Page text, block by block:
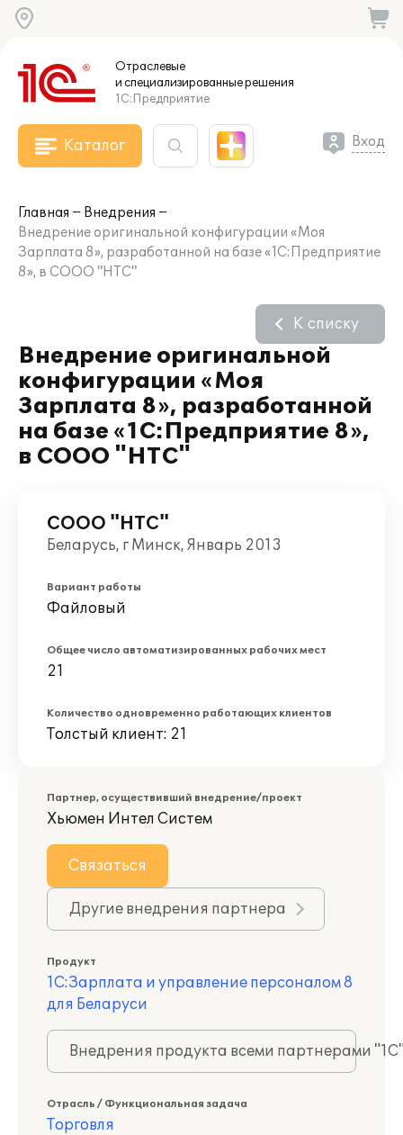
Отраслевые
и специализированныерешения
1С:Предприятие
Каталог Вход
Главная
Внедрения
Внедрение оригинальной конфигурации «Моя
Зарплата 8», разработанной на базе «1С:Предприятие
8», в СООО "НТС"
Внедрение оригинальной
конфигурации «Моя
Зарплата 8», разработанной
на базе «1С:Предприятие 8»,
в СООО "НТС"
К списку
СООО "НТС"
Беларусь, г Минск, Январь 2013
Вариант работы
Файловый
Общее число автоматизированных рабочих мест
21
Количество одновременно работающих клиентов
Толстый клиент: 21
Партнер, осуществивший внедрение/проект
Хьюмен Интел Систем
Связаться
Другие внедрения партнера
Продукт
1С:Зарплата и управление персоналом 8
для Беларуси
Внедрения продукта всеми партнерами
Отрасль / Функциональная задача
Торговля